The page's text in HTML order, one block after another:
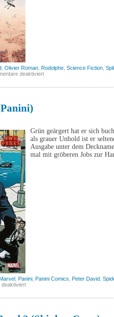
Olivier Roman Rodolphe Science Fiction
deaktiviertfür
Grün geärgert hat er sich
als grauer Unhold ist er
Ausgabe unter dem
mal mit gröberen Jobs zur
Panini Panini Comics Peter David
deaktiviertfür